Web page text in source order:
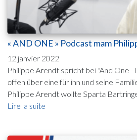
« AND ONE » Podcast mam
12 janvier 2022
Philippe Arendt spricht bei "And One
offen über eine für ihn und seine
Philippe Arendt wollte Sparta
Lire la suite